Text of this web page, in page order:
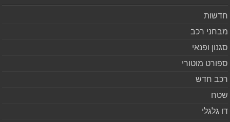
רכב
ופנאי
מוטורי
חדש
גלגלי